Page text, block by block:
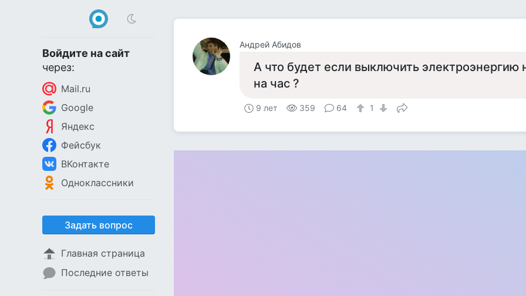
Войдите на сайт
через:
Mail.ru
Google
Яндекс
Фейсбук
ВКонтакте
Одноклассники
Задать вопрос
Главная страница
Последние ответы
Андрей Абидов
А что будет если выключить электроэнергию
на час ?
9 лет 359 64 1